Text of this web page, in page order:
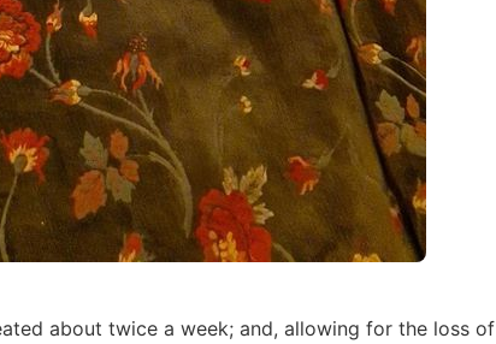
about twice a week; and, allowing for the loss of